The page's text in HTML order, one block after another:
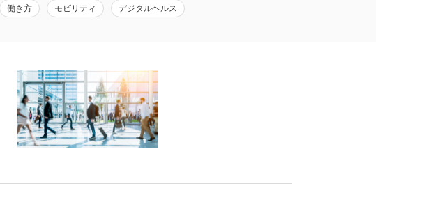
働き方 モビリティ デジタルヘルス